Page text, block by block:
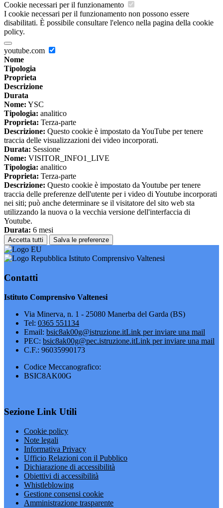
Cookie necessari per il funzionamento
I cookie necessari per il funzionamento non possono essere
disabilitati. È possibile consultare l'elenco nella pagina della cookie
policy.
youtube.com
Nome
Tipologia
Proprieta
Descrizione
Durata
Nome: YSC
Tipologia: analitico
Proprieta: Terza-parte
Descrizione: Questo cookie è impostato da YouTube per tenere
traccia delle visualizzazioni dei video incorporati.
Durata: Sessione
Nome: VISITOR_INFO1_LIVE
Tipologia: analitico
Proprieta: Terza-parte
Descrizione: Questo cookie è impostato da Youtube per tenere
traccia delle preferenze dell'utente per i video di Youtube incorporati
nei siti; può anche determinare se il visitatore del sito web sta
utilizzando la nuova o la vecchia versione dell'interfaccia di
Youtube.
Durata: 6 mesi
Accetta tutti Salva le preferenze
Istituto Comprensivo Valtenesi
Contatti
Istituto Comprensivo Valtenesi
Via Minerva, n. 1 - 25080 Manerba del Garda (BS)
Tel: 0365 551134
Email: bsic8ak00g@istruzione.itLink per inviare una mail
PEC: bsic8ak00g@pec.istruzione.itLink per inviare una mail
C.F.: 96035990173
Codice Meccanografico:
BSIC8AK00G
Sezione Link Utili
Cookie policy
Note legali
Informativa Privacy
Ufficio Relazioni con il Pubblico
Dichiarazione di accessibilità
Obiettivi di accessibilità
Whistleblowing
Gestione consensi cookie
Amministrazione trasparente